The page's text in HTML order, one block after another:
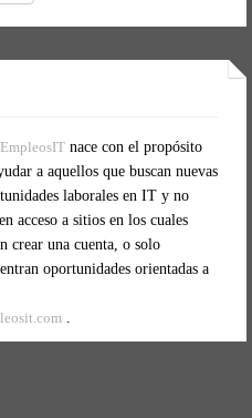
nace con el propósito
a aquellos que buscan nuevas
laborales en IT y no
acceso a sitios en los cuales
crear una cuenta, o solo
oportunidades orientadas a
.